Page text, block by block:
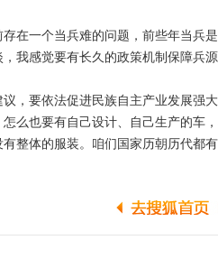
一个当兵难的问题，前些年当兵是
我感觉要有长久的政策机制保障兵源
要依法促进民族自主产业发展强大
么也要有自己设计、自己生产的车
整体的服装。咱们国家历朝历代都